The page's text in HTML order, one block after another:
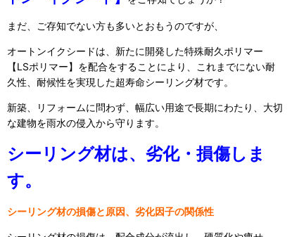
まだ、ご存知でない方も多いとおもうのですが、
オートンイクシードは、新たに開発した特殊耐久ポリマー
【LSポリマー】を配合をすることにより、これまでにない耐
久性、耐候性を実現した超寿命シーリング材です。
新築、リフォームに問わず、幅広い用途で長期にわたり、大切
な建物を雨水の侵入から守ります。
シーリング材は、劣化・損傷しま
す。
シーリング材の損傷と原因、劣化因子の関係性